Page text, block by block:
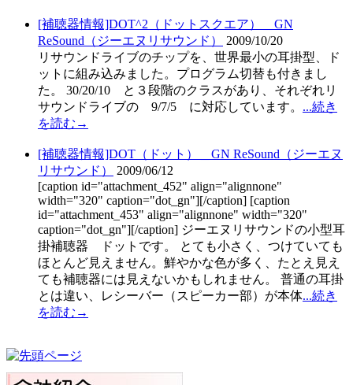
[補聴器情報]DOT^2（ドットスクエア）＿GN
ReSound（ジーエヌリサウンド）
2009/10/20
リサウンドライブのチップを、世界最小の耳掛型、ド
ットに組み込みました。プログラム切替も付きまし
た。 30/20/10 と３段階のクラスがあり、それぞれリ
サウンドライブの 9/7/5 に対応しています。 ...続き
を読む→
[補聴器情報]DOT（ドット）＿GN ReSound（ジーエヌ
リサウンド）
2009/06/12
[caption id="attachment_452" align="alignnone"
width="320" caption="dot_gn"][/caption] [caption
id="attachment_453" align="alignnone" width="320"
caption="dot_gn"][/caption] ジーエヌリサウンドの小型耳
掛補聴器 ドットです。 とても小さく、つけていても
ほとんど見えません。鮮やかな色が多く、たとえ見え
ても補聴器には見えないかもしれません。 普通の耳掛
とは違い、レシーバー（スピーカー部）が本体...続き
を読む→